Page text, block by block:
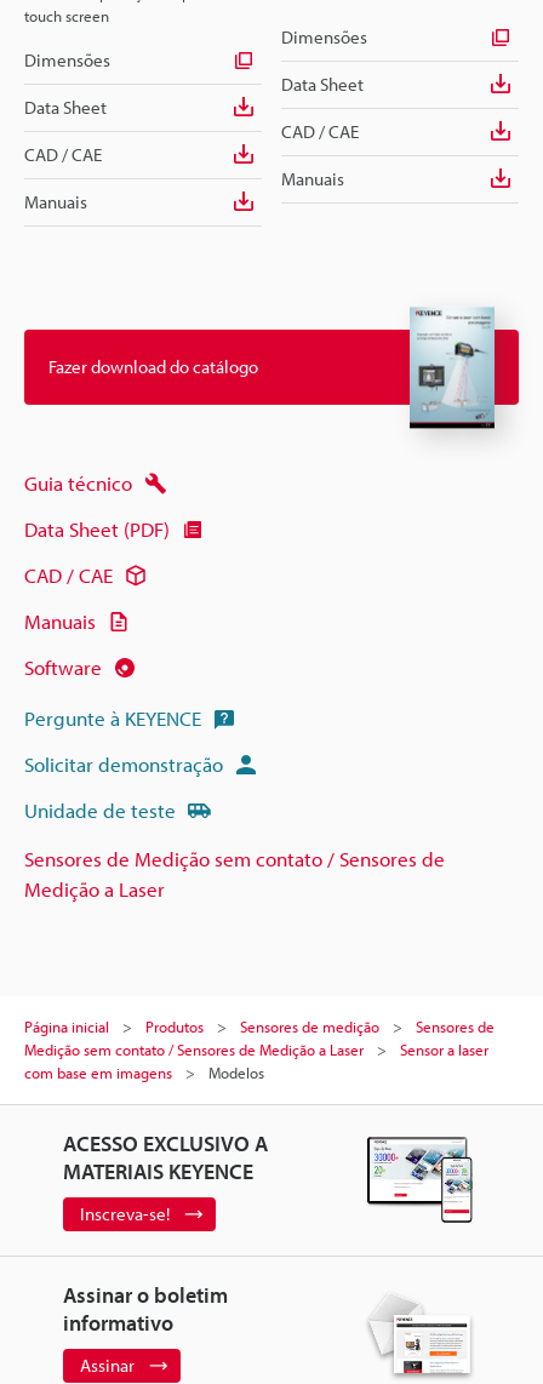
touch screen
Dimensões
Data Sheet
CAD / CAE
Manuais
Dimensões
Data Sheet
CAD / CAE
Manuais
Fazer download do catálogo
Guia técnico
Data Sheet (PDF)
CAD / CAE
Manuais
Software
Pergunte à KEYENCE
Solicitar demonstração
Unidade de teste
Sensores de Medição sem contato / Sensores de
Medição a Laser
Página inicial Produtos Sensores de medição
Sensores de
Medição sem contato / Sensores de Medição a Laser
Sensor a laser
com base em imagens
Modelos
ACESSO EXCLUSIVO A
MATERIAIS KEYENCE
Inscreva-se!
Assinar o boletim
informativo
Assinar